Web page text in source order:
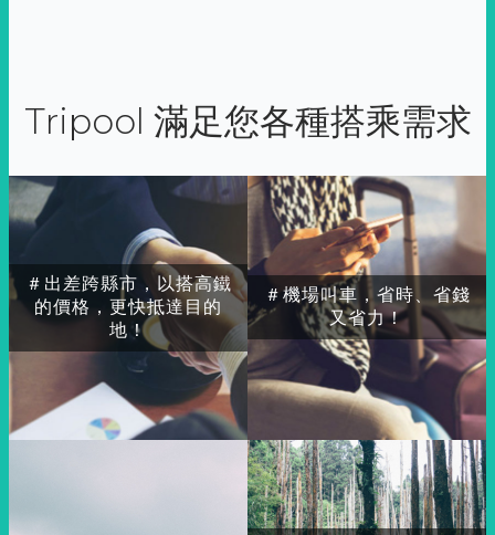
Tripool 滿足您各種搭乘需求
＃出差跨縣市，以搭高鐵
的價格，更快抵達目的
地！
＃機場叫車，省時、省錢
又省力！